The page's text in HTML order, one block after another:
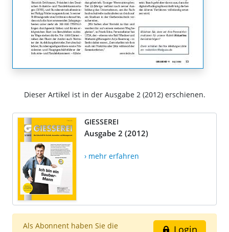
Dieser Artikel ist in der Ausgabe 2 (2012) erschienen.
GIESSEREI
Ausgabe 2 (2012)
› mehr erfahren
Login
Als Abonnent haben Sie die